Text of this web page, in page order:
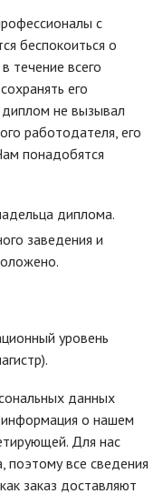
с
беспокоиться о
течение всего
его
не вызывал
работодателя, его
понадобятся
диплома.
заведения и
уровень
данных
информация о нашем
Для нас
поэтому все сведения
заказ доставляют